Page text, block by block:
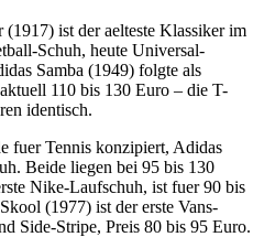
ist der aelteste Klassiker im
Schuh, heute Universal-
Samba (1949) folgte als
110 bis 130 Euro – die T-
identisch.
fuer Tennis konzipiert, Adidas
Beide liegen bei 95 bis 130
Nike-Laufschuh, ist fuer 90 bis
(1977) ist der erste Vans-
Side-Stripe, Preis 80 bis 95 Euro.